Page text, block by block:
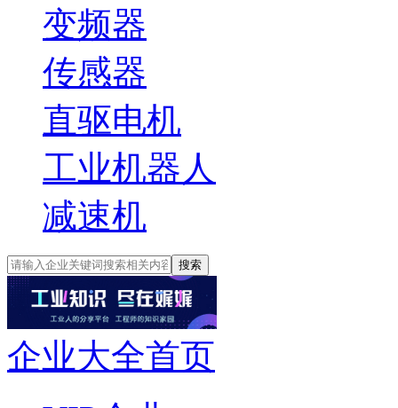
变频器
传感器
直驱电机
工业机器人
减速机
搜索
企业大全首页